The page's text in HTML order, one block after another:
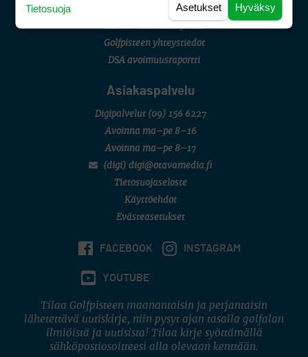
Mediahinnasto
Golfpisteen yhteystiedot
DSA avoimuusraportti
Asiakaspalvelu
Digipalvelut (09) 156 6227
Avoinna ma–pe 8–16
Avoinna ma–pe 8–17
(digi) digi@otavamedia.fi
Tietosuojaseloste
Käyttöehdot
Evästeasetukset
FACEBOOK INSTAGRAM
YOUTUBE
Tilaa Golfpisteen maanantaisin ja perjantaisin
lähetettävä uutiskirje, niin pysyt ajan tasalla golfalan
ilmiöistä ja uutisista! Tilaa kirje syöttämällä
sähköpostiosoitteesi alla olevaan kenttään.
Hyväksy
Asetukset
Tietosuoja